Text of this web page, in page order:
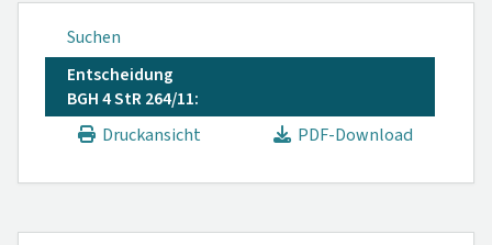
Suchen
Entscheidung
BGH 4 StR 264/11:
Druckansicht
PDF-Download